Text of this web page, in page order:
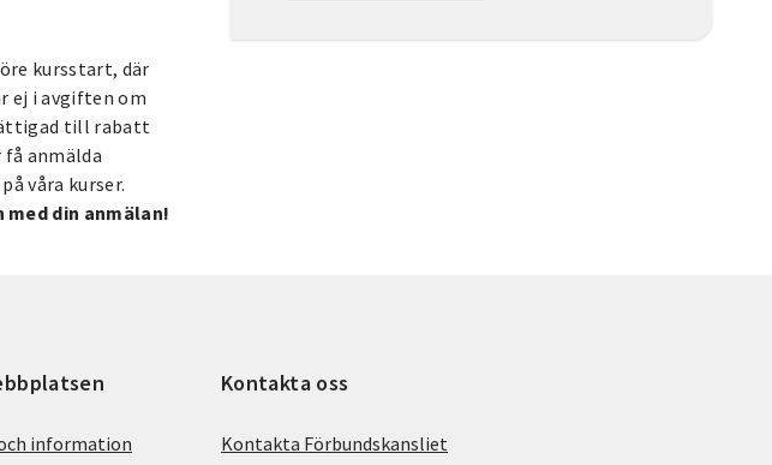
kursstart, där
ej i avgiften om
till rabatt
anmälda
våra kurser.
din anmälan!
information
Kontakta oss
Kontakta Förbundskansliet